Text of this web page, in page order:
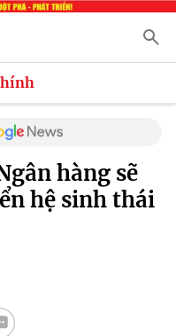
hàng sẽ
hệ sinh thái